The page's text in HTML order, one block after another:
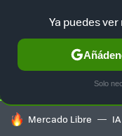
SELECCIÓN GAMING
HOY SE HABLA DE
Mercado Libre IA
Ya puedes
Solo